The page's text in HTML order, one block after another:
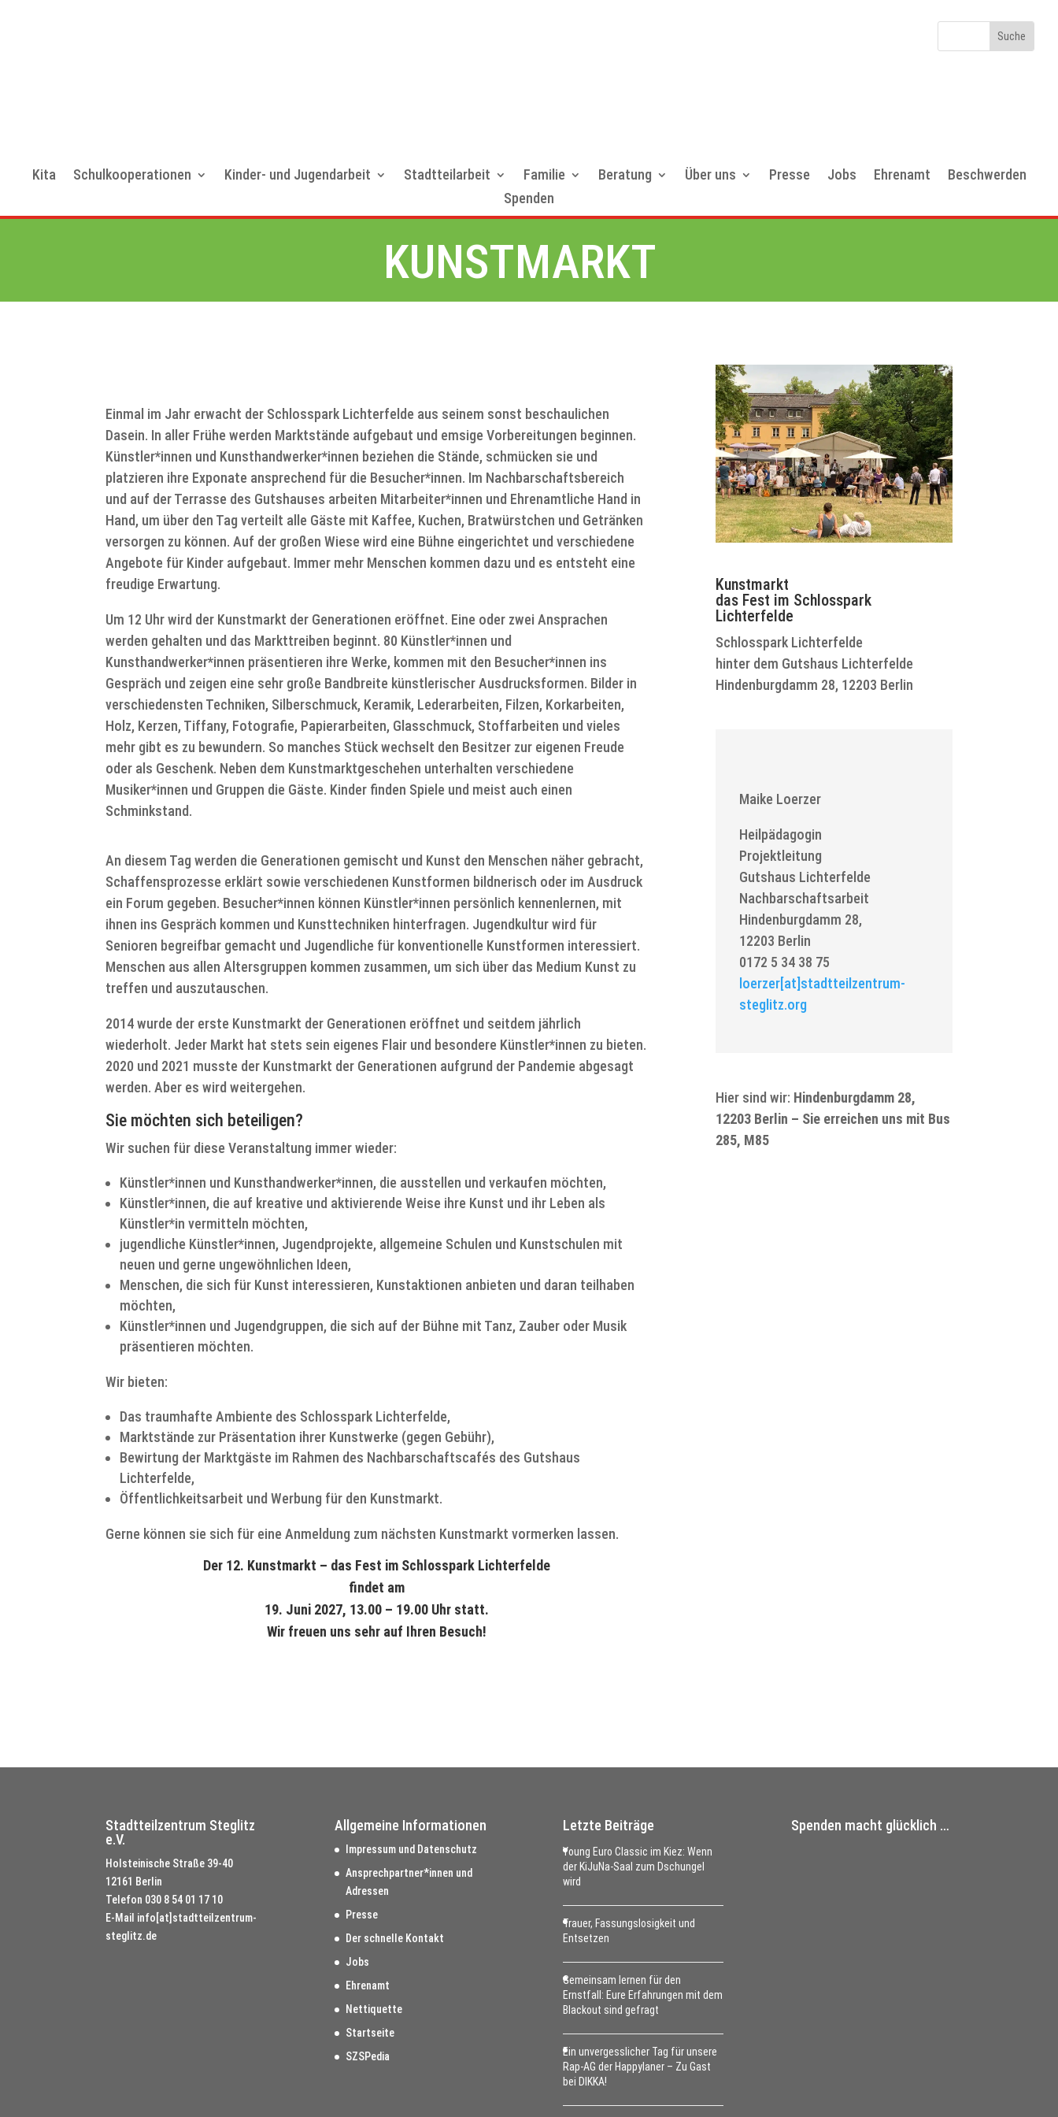
Kita Schulkooperationen Kinder- und Jugendarbeit Stadtteilarbeit Familie Beratung Über uns Presse Jobs Ehrenamt
Beschwerden
Spenden
KUNSTMARKT
Einmal im Jahr erwacht der Schlosspark Lichterfelde aus seinem sonst beschaulichen
Dasein. In aller Frühe werden Marktstände aufgebaut und emsige Vorbereitungen beginnen.
Künstler*innen und Kunsthandwerker*innen beziehen die Stände, schmücken sie und
platzieren ihre Exponate ansprechend für die Besucher*innen. Im Nachbarschaftsbereich
und auf der Terrasse des Gutshauses arbeiten Mitarbeiter*innen und Ehrenamtliche Hand in
Hand, um über den Tag verteilt alle Gäste mit Kaffee, Kuchen, Bratwürstchen und Getränken
versorgen zu können. Auf der großen Wiese wird eine Bühne eingerichtet und verschiedene
Angebote für Kinder aufgebaut. Immer mehr Menschen kommen dazu und es entsteht eine
freudige Erwartung.
Um 12 Uhr wird der Kunstmarkt der Generationen eröffnet. Eine oder zwei Ansprachen
werden gehalten und das Markttreiben beginnt. 80 Künstler*innen und
Kunsthandwerker*innen präsentieren ihre Werke, kommen mit den Besucher*innen ins
Gespräch und zeigen eine sehr große Bandbreite künstlerischer Ausdrucksformen. Bilder in
verschiedensten Techniken, Silberschmuck, Keramik, Lederarbeiten, Filzen, Korkarbeiten,
Holz, Kerzen, Tiffany, Fotografie, Papierarbeiten, Glasschmuck, Stoffarbeiten und vieles
mehr gibt es zu bewundern. So manches Stück wechselt den Besitzer zur eigenen Freude
oder als Geschenk. Neben dem Kunstmarktgeschehen unterhalten verschiedene
Musiker*innen und Gruppen die Gäste. Kinder finden Spiele und meist auch einen
Schminkstand.
An diesem Tag werden die Generationen gemischt und Kunst den Menschen näher gebracht,
Schaffensprozesse erklärt sowie verschiedenen Kunstformen bildnerisch oder im Ausdruck
ein Forum gegeben. Besucher*innen können Künstler*innen persönlich kennenlernen, mit
ihnen ins Gespräch kommen und Kunsttechniken hinterfragen. Jugendkultur wird für
Senioren begreifbar gemacht und Jugendliche für konventionelle Kunstformen interessiert.
Menschen aus allen Altersgruppen kommen zusammen, um sich über das Medium Kunst zu
treffen und auszutauschen.
2014 wurde der erste Kunstmarkt der Generationen eröffnet und seitdem jährlich
wiederholt. Jeder Markt hat stets sein eigenes Flair und besondere Künstler*innen zu bieten.
2020 und 2021 musste der Kunstmarkt der Generationen aufgrund der Pandemie abgesagt
werden. Aber es wird weitergehen.
Sie möchten sich beteiligen?
Wir suchen für diese Veranstaltung immer wieder:
Künstler*innen und Kunsthandwerker*innen, die ausstellen und verkaufen möchten,
Künstler*innen, die auf kreative und aktivierende Weise ihre Kunst und ihr Leben als
Künstler*in vermitteln möchten,
jugendliche Künstler*innen, Jugendprojekte, allgemeine Schulen und Kunstschulen mit
neuen und gerne ungewöhnlichen Ideen,
Menschen, die sich für Kunst interessieren, Kunstaktionen anbieten und daran teilhaben
möchten,
Künstler*innen und Jugendgruppen, die sich auf der Bühne mit Tanz, Zauber oder Musik
präsentieren möchten.
Wir bieten:
Das traumhafte Ambiente des Schlosspark Lichterfelde,
Marktstände zur Präsentation ihrer Kunstwerke (gegen Gebühr),
Bewirtung der Marktgäste im Rahmen des Nachbarschaftscafés des Gutshaus
Lichterfelde,
Öffentlichkeitsarbeit und Werbung für den Kunstmarkt.
Gerne können sie sich für eine Anmeldung zum nächsten Kunstmarkt vormerken lassen.
Der 12. Kunstmarkt – das Fest im Schlosspark Lichterfelde
findet am
19. Juni 2027, 13.00 – 19.00 Uhr statt.
Wir freuen uns sehr auf Ihren Besuch!
Kunstmarkt
das Fest im Schlosspark
Lichterfelde
Schlosspark Lichterfelde
hinter dem Gutshaus Lichterfelde
Hindenburgdamm 28, 12203 Berlin
Maike Loerzer
Heilpädagogin
Projektleitung
Gutshaus Lichterfelde
Nachbarschaftsarbeit
Hindenburgdamm 28,
12203 Berlin
0172 5 34 38 75
loerzer[at]stadtteilzentrum-
steglitz.org
Hier sind wir: Hindenburgdamm 28,
12203 Berlin – Sie erreichen uns mit Bus
285, M85
Stadtteilzentrum Steglitz
e.V.
Holsteinische Straße 39-40
12161 Berlin
Telefon 030 8 54 01 17 10
E-Mail info[at]stadtteilzentrum-
steglitz.de
Allgemeine Informationen
Impressum und Datenschutz
Ansprechpartner*innen und
Adressen
Presse
Der schnelle Kontakt
Jobs
Ehrenamt
Nettiquette
Startseite
SZSPedia
Letzte Beiträge
Young Euro Classic im Kiez: Wenn
der KiJuNa-Saal zum Dschungel
wird
Trauer, Fassungslosigkeit und
Entsetzen
Gemeinsam lernen für den
Ernstfall: Eure Erfahrungen mit dem
Blackout sind gefragt
Ein unvergesslicher Tag für unsere
Rap-AG der Happylaner – Zu Gast
bei DIKKA!
Spenden macht glücklich …